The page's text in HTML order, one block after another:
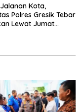
Kota,
Polres Gresik Tebar
Lewat Jumat